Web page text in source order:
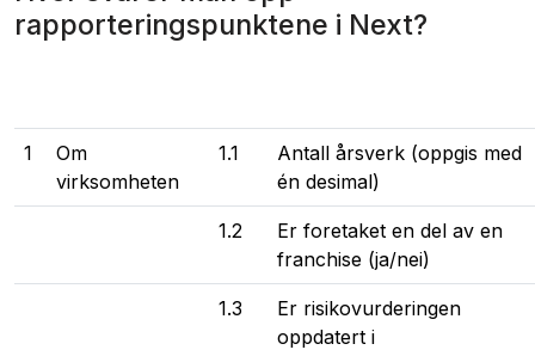
rapporteringspunktene i Next?
1
Om
virksomheten
1.1
Antall årsverk (oppgis med
én desimal)
1.2
Er foretaket en del av en
franchise (ja/nei)
1.3
Er risikovurderingen
oppdatert i